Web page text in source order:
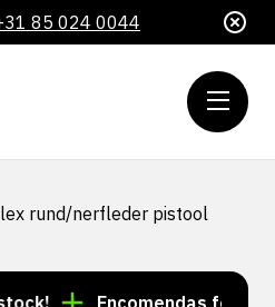
85 024 0044
rund/nerfleder pistool
Encomendas feitas até